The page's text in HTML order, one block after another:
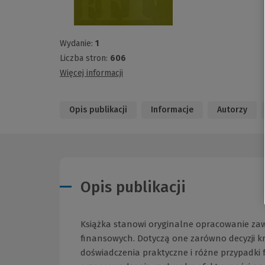
Wydanie: 1
Liczba stron: 606
Więcej informacji
Opis publikacji Informacje Autorzy
Opis publikacji
Książka stanowi oryginalne opracowanie
finansowych. Dotyczą one zarówno decyzji
doświadczenia praktyczne i różne